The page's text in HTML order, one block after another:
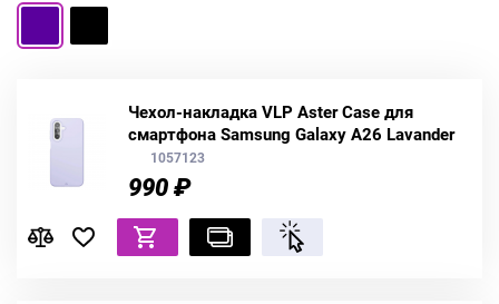
Чехол-накладка VLP Aster Case для
смартфона Samsung Galaxy A26 Lavander
1057123
990 ₽